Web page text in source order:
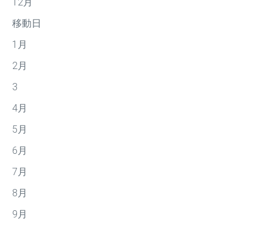
移動日
1月
2月
3
4月
5月
6月
7月
8月
9月